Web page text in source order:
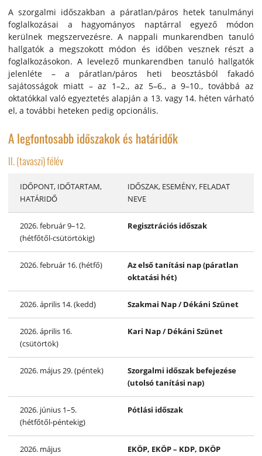
A szorgalmi időszakban a páratlan/páros hetek tanulmányi
foglalkozásai a hagyományos naptárral egyező módon
kerülnek megszervezésre. A nappali munkarendben tanuló
hallgatók a megszokott módon és időben vesznek részt a
foglalkozásokon. A levelező munkarendben tanuló hallgatók
jelenléte – a páratlan/páros heti beosztásból fakadó
sajátosságok miatt – az 1–2., az 5–6., a 9–10., továbbá az
oktatókkal való egyeztetés alapján a 13. vagy 14. héten várható
el, a további heteken pedig opcionális.
A legfontosabb időszakok és határidők
II. (tavaszi) félév
IDŐPONT, IDŐTARTAM,
HATÁRIDŐ
IDŐSZAK, ESEMÉNY, FELADAT
NEVE
2026. február 9–12.
(hétfőtől-csütörtökig)
Regisztrációs időszak
2026. február 16. (hétfő)
Az első tanítási nap (páratlan
oktatási hét)
2026. április 14. (kedd) Szakmai Nap / Dékáni Szünet
2026. április 16.
(csütörtök)
Kari Nap / Dékáni Szünet
2026. május 29. (péntek)
Szorgalmi időszak befejezése
(utolsó tanítási nap)
2026. június 1–5.
(hétfőtől-péntekig)
Pótlási időszak
2026. május
EKÖP, EKÖP – KDP, DKÖP